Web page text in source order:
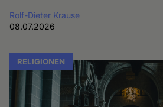
Rolf-Dieter Krause
08.07.2026
RELIGIONEN